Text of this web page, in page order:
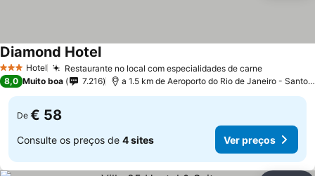
3 EstrelasHotel Restaurante no local com especialidades de carne
Diamond Hotel
8,0 Muito boa 7.216 a 1.5 km de Aeroporto do Rio de Janeiro - Santos Dumont
De € 58
Consulte os preços de 4 sites Ver preços